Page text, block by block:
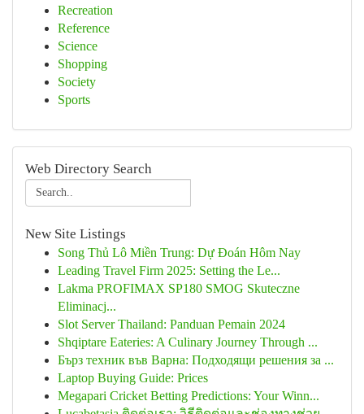
Recreation
Reference
Science
Shopping
Society
Sports
Web Directory Search
New Site Listings
Song Thủ Lô Miền Trung: Dự Đoán Hôm Nay
Leading Travel Firm 2025: Setting the Le...
Lakma PROFIMAX SP180 SMOG Skuteczne
Eliminacj...
Slot Server Thailand: Panduan Pemain 2024
Shqiptare Eateries: A Culinary Journey Through ...
Бърз техник във Варна: Подходящи решения за ...
Laptop Buying Guide: Prices
Megapari Cricket Betting Predictions: Your Winn...